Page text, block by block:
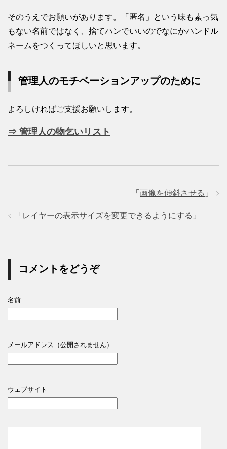
そのうえでお願いがあります。「匿名」という味も素っ気
もない名前ではなく、捨てハンでいいのでなにかハンドル
ネームをつくってほしいと思います。
管理人のモチベーションアップのために
よろしければご支援お願いします。
⇒ 管理人の物乞いリスト
「 画像を傾斜させる 」
「 レイヤーの表示サイズを変更できるようにする 」
コメントをどうぞ
名前
メールアドレス（公開されません）
ウェブサイト